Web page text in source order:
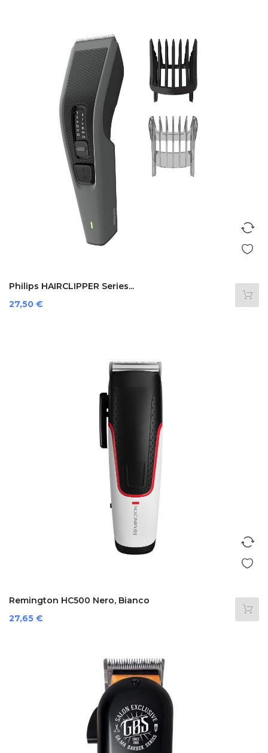
Philips HAIRCLIPPER Series...
Prezzo
27,50 €
Remington HC500 Nero, Bianco
Prezzo
27,65 €